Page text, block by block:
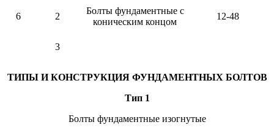
6
Болты фундаментные с
коническим концом
12-48
2
3
ТИПЫ И КОНСТРУКЦИЯ ФУНДАМЕНТНЫХ БОЛТОВ
Тип 1
Болты фундаментные изогнутые